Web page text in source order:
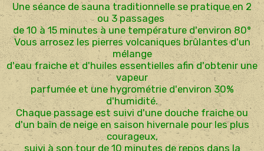
Une séance de sauna traditionnelle se pratique en 2
ou 3 passages
de 10 à 15 minutes à une température d'environ 80°
Vous arrosez les pierres volcaniques brûlantes d'un
mélange
d'eau fraiche et d'huiles essentielles afin d'obtenir une
vapeur
parfumée et une hygrométrie d'environ 30%
d'humidité.
Chaque passage est suivi d'une douche fraiche ou
d'un bain de neige en saison hivernale pour les plus
courageux,
suivi à son tour de 10 minutes de repos dans la